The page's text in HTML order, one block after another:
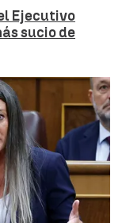
Ejecutivo
sucio de